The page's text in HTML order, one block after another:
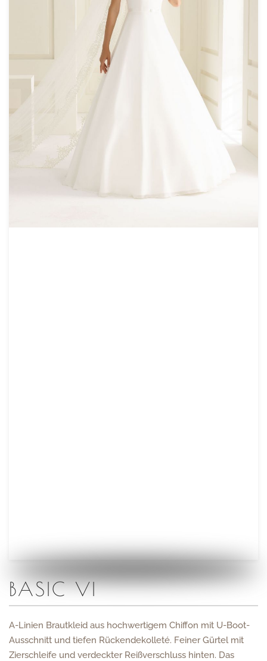
BASIC VI
A-Linien Brautkleid aus hochwertigem Chiffon mit U-Boot-
Ausschnitt und tiefen Rückendekolleté. Feiner Gürtel mit
Zierschleife und verdeckter Reißverschluss hinten. Das